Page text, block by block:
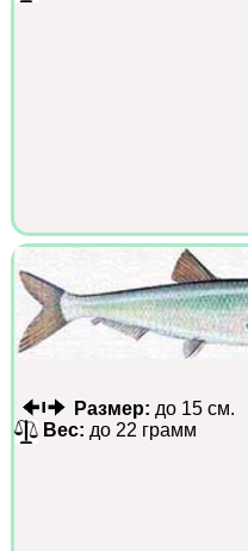
Размер: до 15 см.
Вес: до 22 грамм